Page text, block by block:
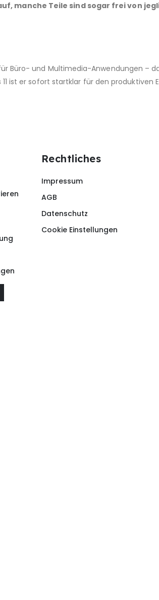
manche Teile sind sogar frei von
und Multimedia-Anwendungen –
ist er sofort startklar für den produktiven
Rechtliches
Impressum
AGB
Datenschutz
Cookie Einstellungen